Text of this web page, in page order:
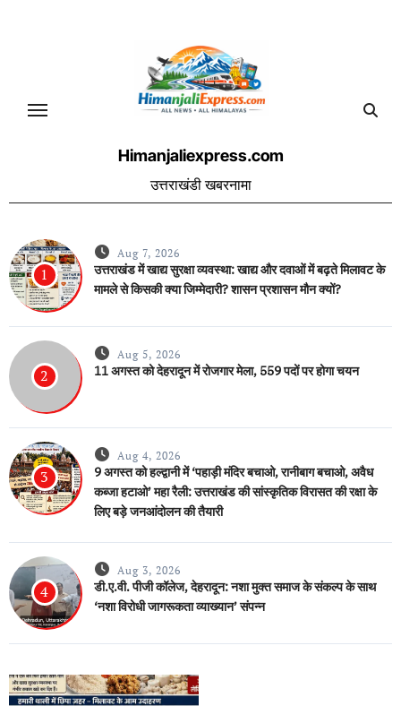
Himanjaliexpress.com
उत्तराखंडी खबरनामा
1
Aug 7, 2026
उत्तराखंड में खाद्य सुरक्षा व्यवस्था: खाद्य और दवाओं में बढ़ते मिलावट के
मामले से किसकी क्या जिम्मेदारी? शासन प्रशासन मौन क्यों?
2
Aug 5, 2026
11 अगस्त को देहरादून में रोजगार मेला, 559 पदों पर होगा चयन
3
Aug 4, 2026
9 अगस्त को हल्द्वानी में ‘पहाड़ी मंदिर बचाओ, रानीबाग बचाओ, अवैध
कब्जा हटाओ’ महा रैली: उत्तराखंड की सांस्कृतिक विरासत की रक्षा के
लिए बड़े जनआंदोलन की तैयारी
4
Aug 3, 2026
डी.ए.वी. पीजी कॉलेज, देहरादून: नशा मुक्त समाज के संकल्प के साथ
‘नशा विरोधी जागरूकता व्याख्यान’ संपन्न